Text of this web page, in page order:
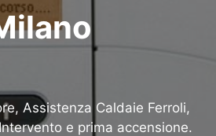
Assistenza Caldaie Ferroli,
e prima accensione.